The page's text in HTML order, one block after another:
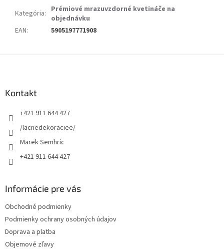
Kategória: Prémiové mrazuvzdorné kvetináče na
objednávku
EAN: 5905197771908
Kontakt
+421 911 644 427
/lacnedekoraciee/
Marek Semhric
+421 911 644 427
Informácie pre vás
Obchodné podmienky
Podmienky ochrany osobných údajov
Doprava a platba
Objemové zľavy